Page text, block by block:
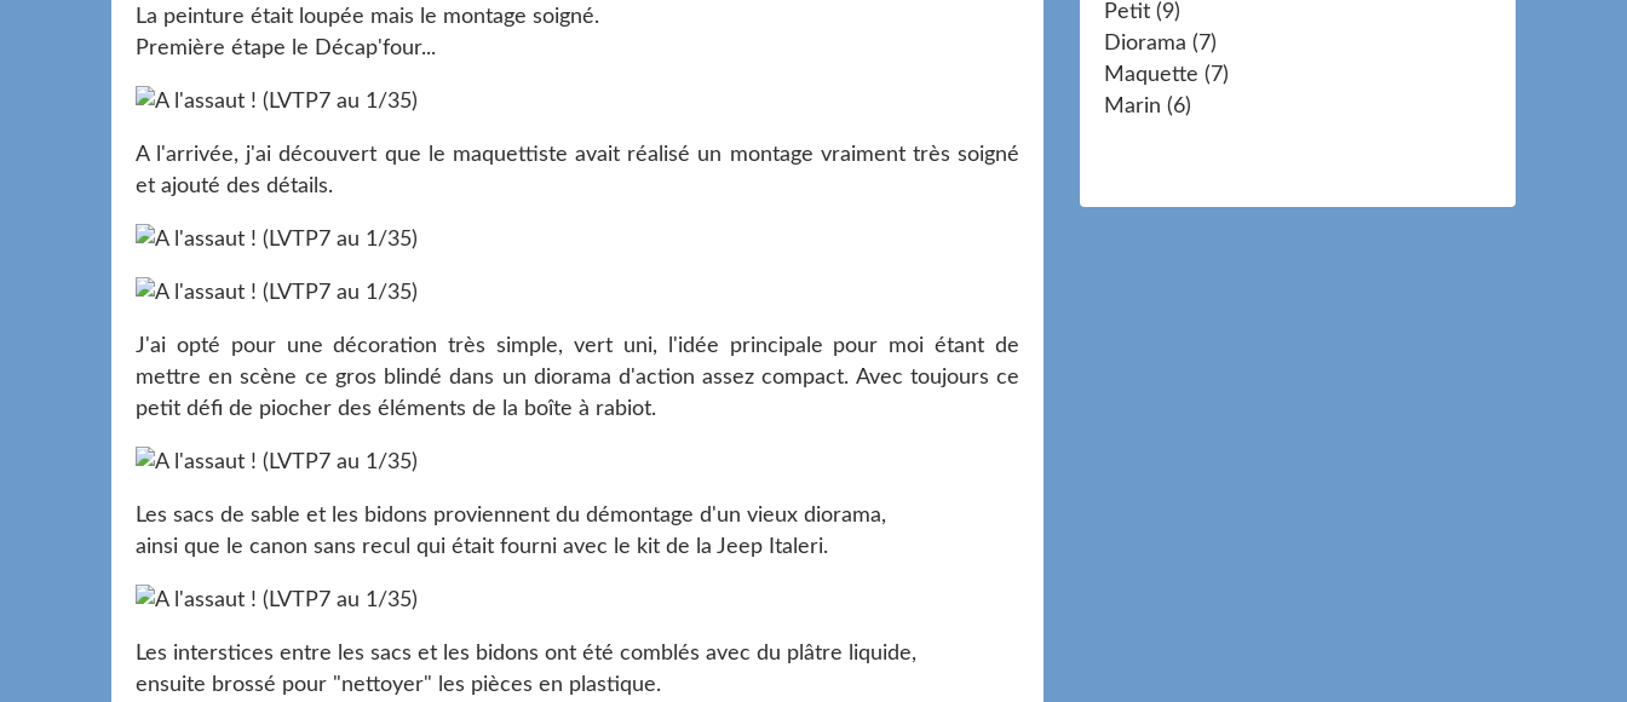
La peinture était loupée mais le montage soigné.
Première étape le Décap'four...
A l'arrivée, j'ai découvert que le maquettiste avait réalisé un montage vraiment très soigné
et ajouté des détails.
J'ai opté pour une décoration très simple, vert uni, l'idée principale pour moi étant de
mettre en scène ce gros blindé dans un diorama d'action assez compact. Avec toujours ce
petit défi de piocher des éléments de la boîte à rabiot.
Les sacs de sable et les bidons proviennent du démontage d'un vieux diorama,
ainsi que le canon sans recul qui était fourni avec le kit de la Jeep Italeri.
Les interstices entre les sacs et les bidons ont été comblés avec du plâtre liquide,
ensuite brossé pour "nettoyer" les pièces en plastique.
Petit (9)
Diorama (7)
Maquette (7)
Marin (6)